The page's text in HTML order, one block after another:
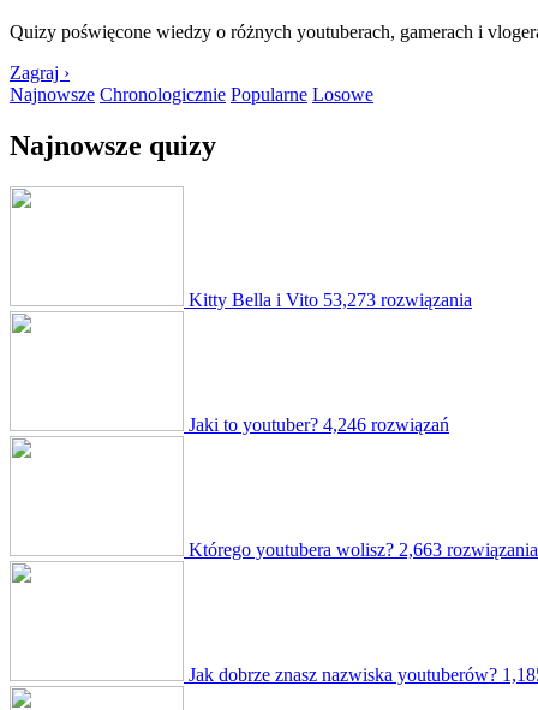
Quizy poświęcone wiedzy o różnych youtuberach, gamerach i
Zagraj ›
Najnowsze Chronologicznie Popularne Losowe
Najnowsze quizy
Kitty Bella i Vito 53,273 rozwiązania
Jaki to youtuber? 4,246 rozwiązań
Którego youtubera wolisz? 2,663 rozwiązania
Jak dobrze znasz nazwiska youtuberów?